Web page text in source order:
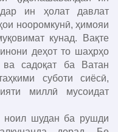
ин ҳолат давлат
нооромкунӣ, ҳимояи
кунад. Вақте
деҳот то шаҳрҳо
ва садоқат ба Ватан
суботи сиёсӣ,
миллӣ мусоидат
шудан ба рушди